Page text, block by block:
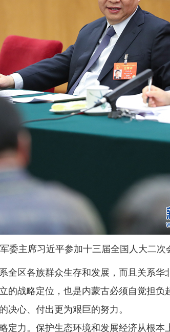
主席习近平参加十三届全国人大二次
区各族群众生存和发展，而且关系华
的战略定位，也是内蒙古必须自觉担
决心、付出更为艰巨的努力。
力。保护生态环境和发展经济从根本